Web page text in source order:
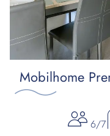
Mobilhome
6/7